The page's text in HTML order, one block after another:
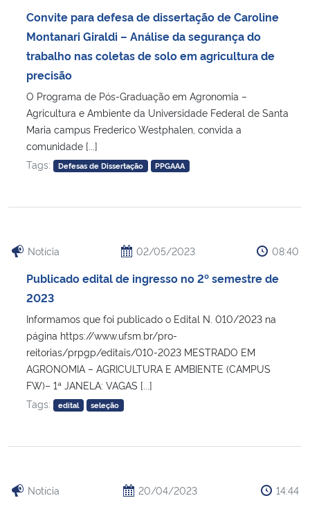
Convite para defesa de dissertação de Caroline
Montanari Giraldi – Análise da segurança do
trabalho nas coletas de solo em agricultura de
precisão
O Programa de Pós-Graduação em Agronomia –
Agricultura e Ambiente da Universidade Federal de Santa
Maria campus Frederico Westphalen, convida a
comunidade [...]
Tags:
Defesas de Dissertação PPGAAA
Notícia 02/05/2023 08:40
Publicado edital de ingresso no 2º semestre de
2023
Informamos que foi publicado o Edital N. 010/2023 na
página https://www.ufsm.br/pro-
reitorias/prpgp/editais/010-2023 MESTRADO EM
AGRONOMIA – AGRICULTURA E AMBIENTE (CAMPUS
FW)– 1ª JANELA: VAGAS [...]
Tags:
edital seleção
Notícia 20/04/2023 14:44